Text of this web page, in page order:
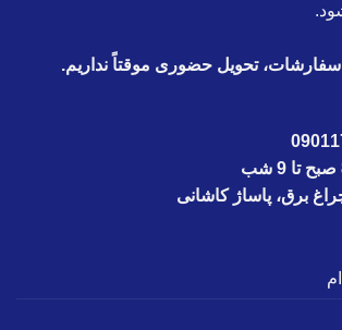
سفارشات، تحویل حضوری موقتاً نداریم.
برق، پاساژ کاشانی